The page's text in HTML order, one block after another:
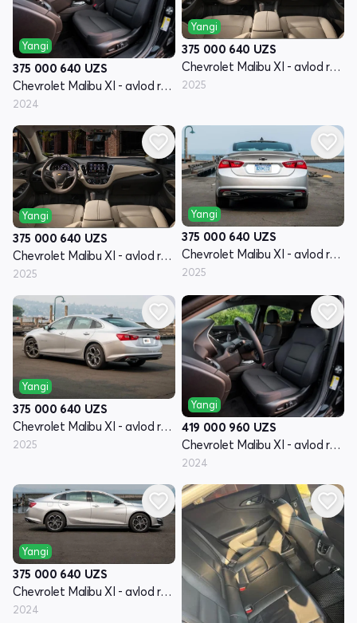
Yangi
375 000 640 UZS
Chevrolet Malibu XI - avlod restyling
2024
Yangi
375 000 640 UZS
Chevrolet Malibu XI - avlod restyling
2025
Yangi
375 000 640 UZS
Chevrolet Malibu XI - avlod restyling
2025
Yangi
375 000 640 UZS
Chevrolet Malibu XI - avlod restyling
2025
Yangi
375 000 640 UZS
Chevrolet Malibu XI - avlod restyling
2025
Yangi
419 000 960 UZS
Chevrolet Malibu XI - avlod restyling
2024
Yangi
375 000 640 UZS
Chevrolet Malibu XI - avlod restyling
2024